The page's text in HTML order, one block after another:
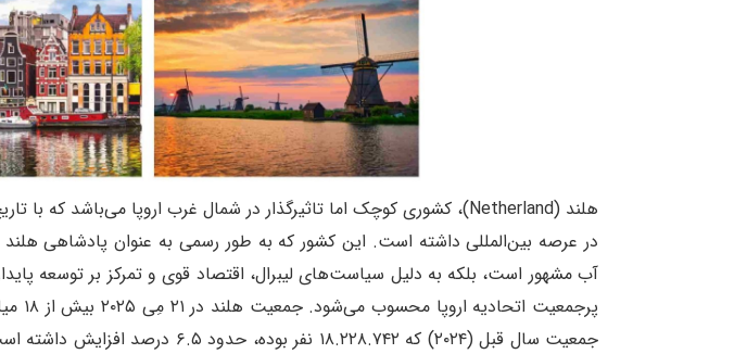
هلند (Netherland)، کشوری کوچک اما تاثیرگذار در شمال غرب اروپا می‌باشد که با
در عرصه بین‌المللی داشته است. این کشور که به طور رسمی به عنوان پادشاهی
جمعیت سال قبل (۲۰۲۴) که